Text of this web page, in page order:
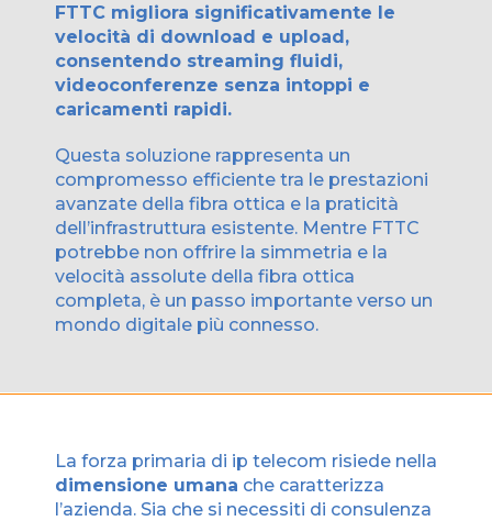
FTTC migliora significativamente le
velocità di download e upload,
consentendo streaming fluidi,
videoconferenze senza intoppi e
caricamenti rapidi.
Questa soluzione rappresenta un
compromesso efficiente tra le prestazioni
avanzate della fibra ottica e la praticità
dell’infrastruttura esistente. Mentre FTTC
potrebbe non offrire la simmetria e la
velocità assolute della fibra ottica
completa, è un passo importante verso un
mondo digitale più connesso.
La forza primaria di ip telecom risiede nella
dimensione umana che caratterizza
l’azienda. Sia che si necessiti di consulenza